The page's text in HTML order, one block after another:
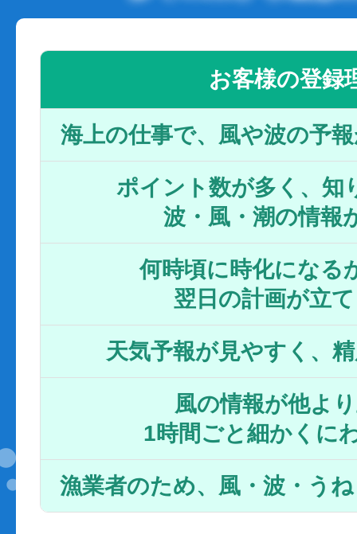
お客様の登録
海上の仕事で、風や波の予
ポイント数が多く、知
波・風・潮の情報
何時頃に時化になる
翌日の計画が立
天気予報が見やすく、
風の情報が他よ
1時間ごと細かくに
漁業者のため、風・波・う